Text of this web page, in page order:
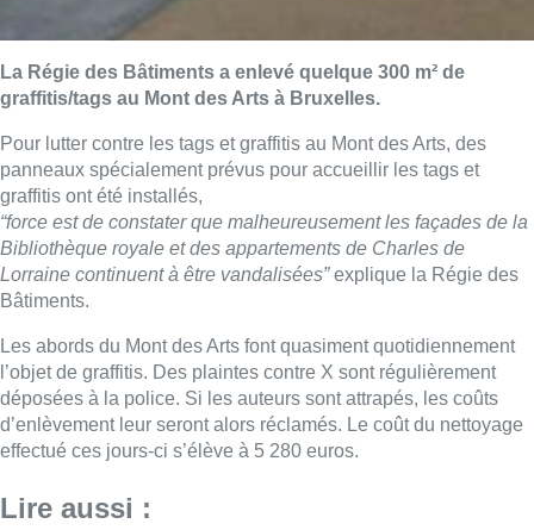
La Régie des Bâtiments a enlevé quelque 300 m² de
graffitis/tags au Mont des Arts à Bruxelles.
Pour lutter contre les tags et graffitis au Mont des Arts, des
panneaux spécialement prévus pour accueillir les tags et
graffitis ont été installés,
“force est de constater que malheureusement les façades de la
Bibliothèque royale et des appartements de Charles de
Lorraine continuent à être vandalisées”explique la Régie des
Bâtiments.
Les abords du Mont des Arts font quasiment quotidiennement
l’objet de graffitis. Des plaintes contre X sont régulièrement
déposées à la police. Si les auteurs sont attrapés, les coûts
d’enlèvement leur seront alors réclamés. Le coût du nettoyage
effectué ces jours-ci s’élève à 5 280 euros.
Lire aussi :